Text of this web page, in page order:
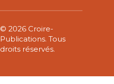
© 2026 Croire-
Publications. Tous
droits réservés.